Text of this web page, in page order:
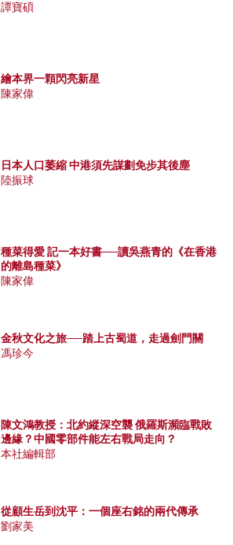
譚寶碩
繪本界一顆閃亮新星
陳家偉
日本人口萎縮 中港須先謀劃免步其後塵
陸振球
種菜得愛 記一本好書──讀吳燕青的《在香港
的離島種菜》
陳家偉
金秋文化之旅──踏上古蜀道，走過劍門關
馮珍今
陳文鴻教授：北約縱深空襲 俄羅斯瀕臨戰敗
邊緣？中國零部件能左右戰局走向？
本社編輯部
從顧生岳到沈平：一個座右銘的兩代傳承
劉家美